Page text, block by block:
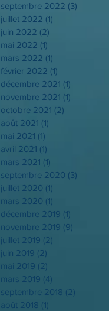
septembre 2022 (3)
juillet 2022 (1)
juin 2022 (2)
mai 2022 (1)
mars 2022 (1)
février 2022 (1)
décembre 2021 (1)
novembre 2021 (1)
octobre 2021 (2)
août 2021 (1)
mai 2021 (1)
avril 2021 (1)
mars 2021 (1)
septembre 2020 (3)
juillet 2020 (1)
mars 2020 (1)
décembre 2019 (1)
novembre 2019 (9)
juillet 2019 (2)
juin 2019 (2)
mai 2019 (2)
mars 2019 (4)
septembre 2018 (2)
août 2018 (1)